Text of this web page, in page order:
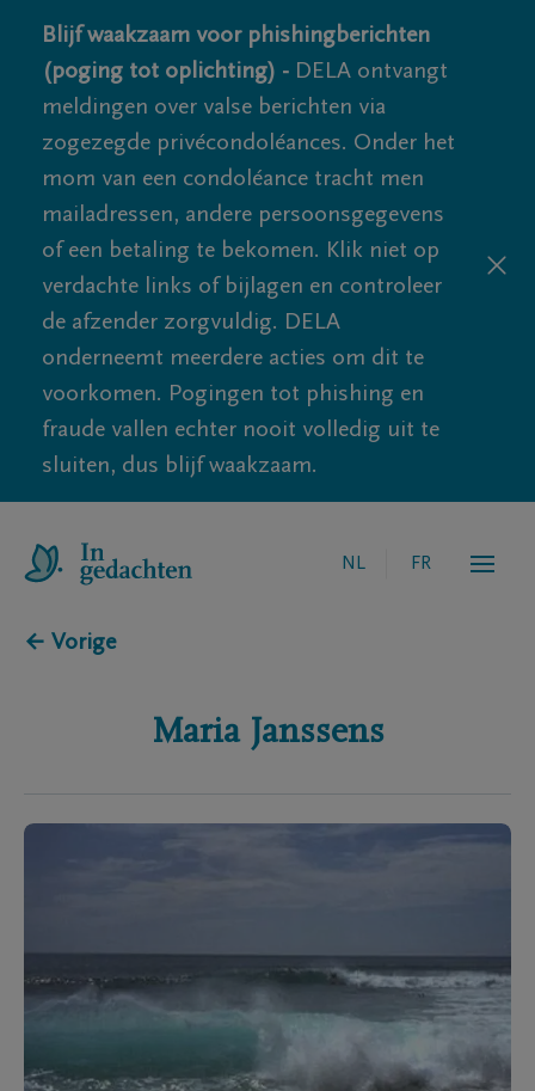
Blijf waakzaam voor phishingberichten
(poging tot oplichting) - DELA ontvangt
meldingen over valse berichten via
zogezegde privécondoléances. Onder het
mom van een condoléance tracht men
mailadressen, andere persoonsgegevens
of een betaling te bekomen. Klik niet op
verdachte links of bijlagen en controleer
de afzender zorgvuldig. DELA
onderneemt meerdere acties om dit te
voorkomen. Pogingen tot phishing en
fraude vallen echter nooit volledig uit te
sluiten, dus blijf waakzaam.
NL FR
← Vorige
Maria Janssens